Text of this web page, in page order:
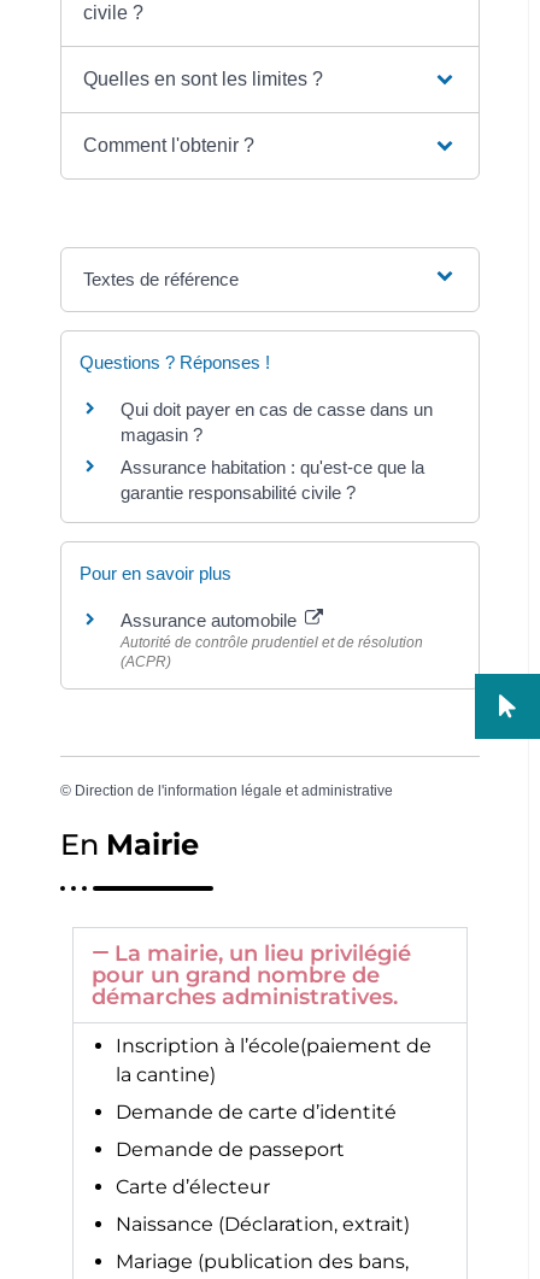
civile ?
Quelles en sont les limites ?
Comment l'obtenir ?
Textes de référence
Questions ? Réponses !
Qui doit payer en cas de casse dans un
magasin ?
Assurance habitation : qu'est-ce que la
garantie responsabilité civile ?
Pour en savoir plus
Assurance automobile
Autorité de contrôle prudentiel et de résolution
(ACPR)
© Direction de l'information légale et administrative
En Mairie
La mairie, un lieu privilégié
pour un grand nombre de
démarches administratives.
Inscription à l’école(paiement de
la cantine)
Demande de carte d’identité
Demande de passeport
Carte d’électeur
Naissance (Déclaration, extrait)
Mariage (publication des bans,